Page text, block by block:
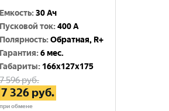
Емкость:30 Ач
Пусковой ток:400 A
Полярность:Обратная, R+
Гарантия:6 мес.
Габариты: 166x127x175
7 596руб.
7 326руб.
при обмене